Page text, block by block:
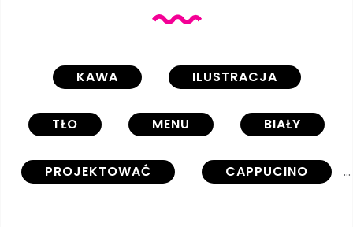
KAWA ILUSTRACJA
TŁO MENU BIAŁY
PROJEKTOWAĆ CAPPUCINO